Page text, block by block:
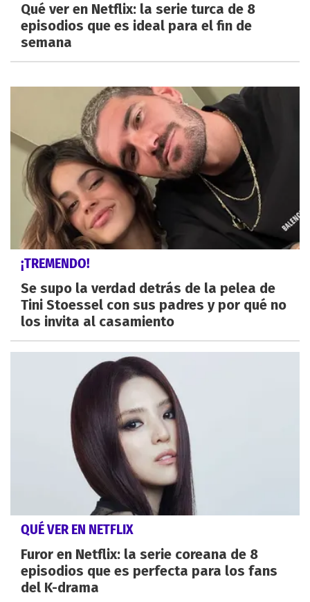
Qué ver en Netflix: la serie turca de 8
episodios que es ideal para el fin de
semana
¡TREMENDO!
Se supo la verdad detrás de la pelea de
Tini Stoessel con sus padres y por qué no
los invita al casamiento
QUÉ VER EN NETFLIX
Furor en Netflix: la serie coreana de 8
episodios que es perfecta para los fans
del K-drama